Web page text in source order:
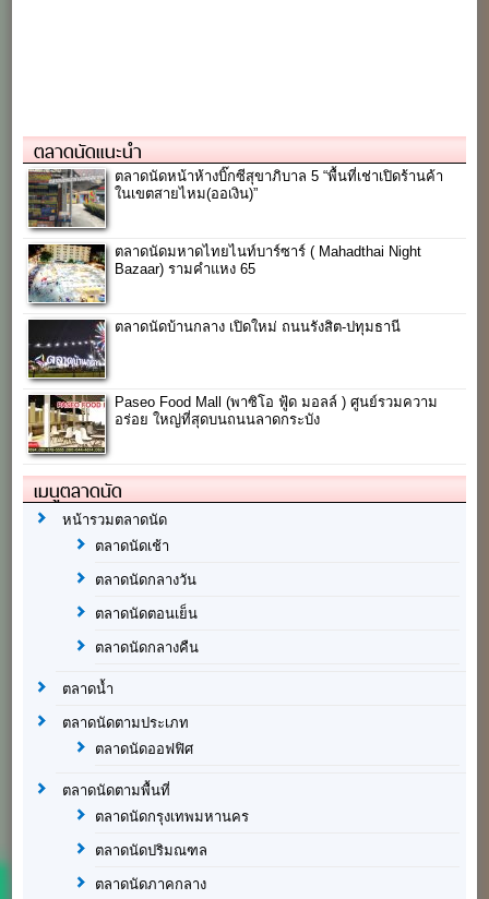
ตลาดนัดแนะนำ
ตลาดนัดหน้าห้างบิ๊กซีสุขาภิบาล 5 “พื้นที่เช่าเปิดร้านค้า
ในเขตสายไหม(ออเงิน)”
ตลาดนัดมหาดไทยไนท์บาร์ซาร์ ( Mahadthai Night
Bazaar) รามคำแหง 65
ตลาดนัดบ้านกลาง เปิดใหม่ ถนนรังสิต-ปทุมธานี
Paseo Food Mall (พาซิโอ ฟู้ด มอลล์ ) ศูนย์รวมความ
อร่อย ใหญ่ที่สุดบนถนนลาดกระบัง
เมนูตลาดนัด
หน้ารวมตลาดนัด
ตลาดนัดเช้า
ตลาดนัดกลางวัน
ตลาดนัดตอนเย็น
ตลาดนัดกลางคืน
ตลาดน้ำ
ตลาดนัดตามประเภท
ตลาดนัดออฟฟิศ
ตลาดนัดตามพื้นที่
ตลาดนัดกรุงเทพมหานคร
ตลาดนัดปริมณฑล
ตลาดนัดภาคกลาง